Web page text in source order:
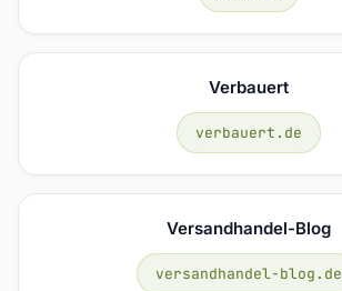
Verbauert
verbauert.de
Versandhandel-Blog
versandhandel-blog.de